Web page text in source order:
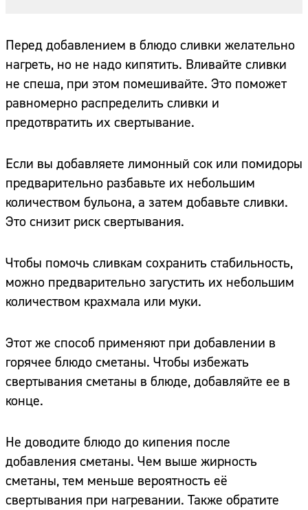
Перед добавлением в блюдо сливки желательно
нагреть, но не надо кипятить. Вливайте сливки
не спеша, при этом помешивайте. Это поможет
равномерно распределить сливки и
предотвратить их свертывание.
Если вы добавляете лимонный сок или помидоры
предварительно разбавьте их небольшим
количеством бульона, а затем добавьте сливки.
Это снизит риск свертывания.
Чтобы помочь сливкам сохранить стабильность,
можно предварительно загустить их небольшим
количеством крахмала или муки.
Этот же способ применяют при добавлении в
горячее блюдо сметаны. Чтобы избежать
свертывания сметаны в блюде, добавляйте ее в
конце.
Не доводите блюдо до кипения после
добавления сметаны. Чем выше жирность
сметаны, тем меньше вероятность её
свертывания при нагревании. Также обратите